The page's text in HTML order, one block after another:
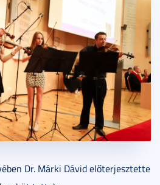
Dr. Márki Dávid előterjesztette